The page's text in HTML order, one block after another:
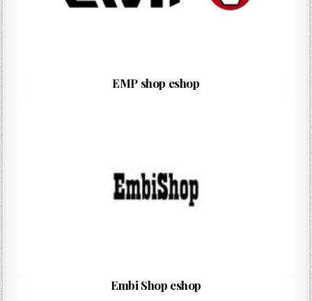
EMP shop eshop
Embi Shop eshop